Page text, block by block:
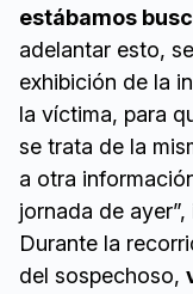
estábamos
adelantar esto,
exhibición de la
la víctima, para
se trata de la
a otra
jornada de
Durante la
del sospechoso,